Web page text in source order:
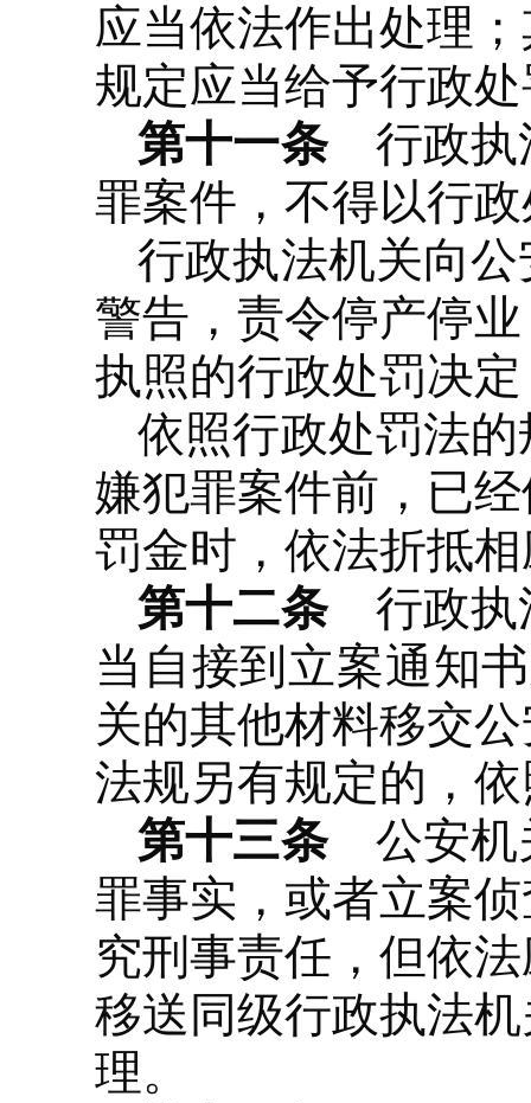
应当依法作出处理
规定应当给予行政
第十一条行政执
罪案件，不得以行
行政执法机关向
警告，责令停产停
执照的行政处罚决
依照行政处罚法
嫌犯罪案件前，已
罚金时，依法折抵
第十二条行政执
当自接到立案通知
关的其他材料移交
法规另有规定的，
第十三条公安机
罪事实，或者立案
究刑事责任，但依
移送同级行政执法
理。